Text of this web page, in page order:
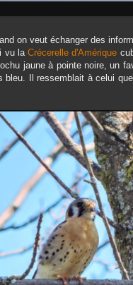
on veut échanger des
vu laCrécerelle d'Amérique
jaune à pointe noire, un
Il ressemblait à celui